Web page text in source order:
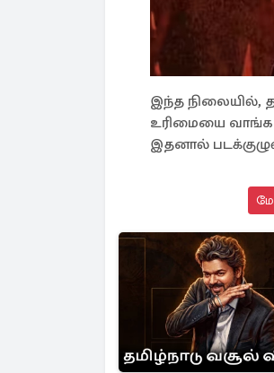
இந்த நிலையில்,
உரிமையை வாங்க
இதனால்